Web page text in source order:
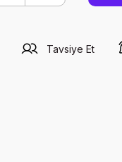
Tavsiye Et